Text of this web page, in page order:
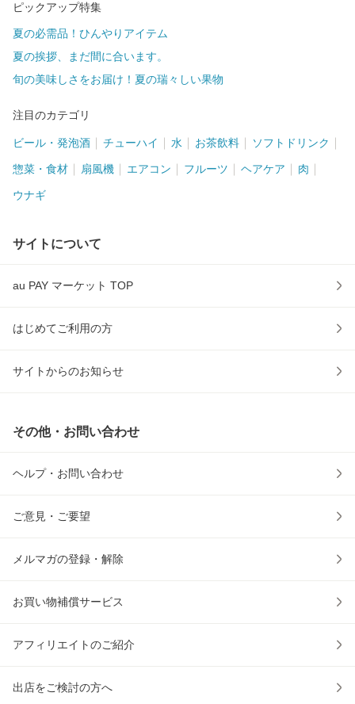
ピックアップ特集
夏の必需品！ひんやりアイテム
夏の挨拶、まだ間に合います。
旬の美味しさをお届け！夏の瑞々しい果物
注目のカテゴリ
ビール・発泡酒 チューハイ 水 お茶飲料 ソフトドリンク
惣菜・食材 扇風機 エアコン フルーツ ヘアケア 肉
ウナギ
サイトについて
au PAY マーケット TOP
はじめてご利用の方
サイトからのお知らせ
その他・お問い合わせ
ヘルプ・お問い合わせ
ご意見・ご要望
メルマガの登録・解除
お買い物補償サービス
アフィリエイトのご紹介
出店をご検討の方へ